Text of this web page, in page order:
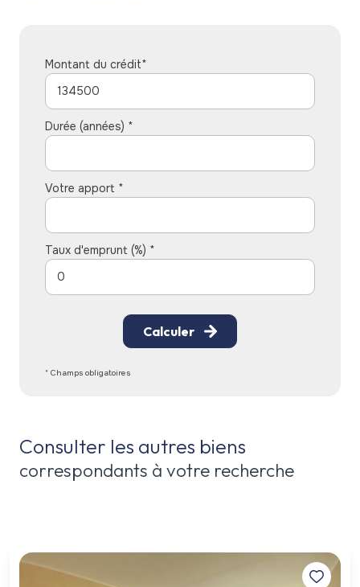
Montant du crédit*
Durée (années) *
Votre apport *
Taux d'emprunt (%) *
Calculer
* Champs obligatoires
Consulter les autres biens
correspondants à votre recherche